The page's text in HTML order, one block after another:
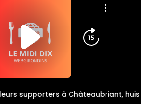
supporters à Châteaubriant,